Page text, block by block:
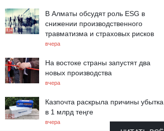
В Алматы обсудят роль ESG в
снижении производственного
травматизма и страховых рисков
вчера
На востоке страны запустят два
новых производства
вчера
Казпочта раскрыла причины убытка
в 1 млрд теңге
вчера